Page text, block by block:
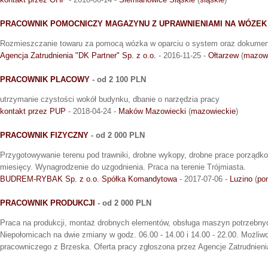
PRACOWNIK POMOCNICZY MAGAZYNU Z UPRAWNIENIAMI NA
Rozmieszczanie towaru za pomocą wózka w oparciu o system oraz
Agencja Zatrudnienia "DK Partner" Sp. z o.o. - 2016-11-25 - Ołtarzew(
PRACOWNIK PLACOWY - od 2 100 PLN
utrzymanie czystości wokół budynku, dbanie o narzędzia pracy
kontakt przez PUP - 2018-04-24 - Maków Mazowiecki (mazowieckie)
PRACOWNIK FIZYCZNY - od 2 000 PLN
Przygotowywanie terenu pod trawniki, drobne wykopy, drobne prace
miesięcy. Wynagrodzenie do uzgodnienia. Praca na terenie Trójmiasta.
BUDREM-RYBAK Sp. z o.o. Spółka Komandytowa - 2017-07-06 - Luzino (
PRACOWNIK PRODUKCJI - od 2 000 PLN
Praca na produkcji, montaż drobnych elementów, obsługa maszyn
Niepołomicach na dwie zmiany w godz. 06.00 - 14.00 i 14.00 - 22.00.
pracowniczego z Brzeska. Oferta pracy zgłoszona przez Agencje